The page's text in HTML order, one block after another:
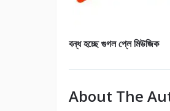
বন্ধ হচ্ছে গুগল প্লে মিউজিক
About The